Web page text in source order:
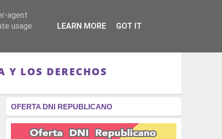
RÉGIMEN - MONARQUÍA
LOS DERECHOS
OFERTA DNI REPUBLICANO
agent
usage
LEARN MORE GOT IT